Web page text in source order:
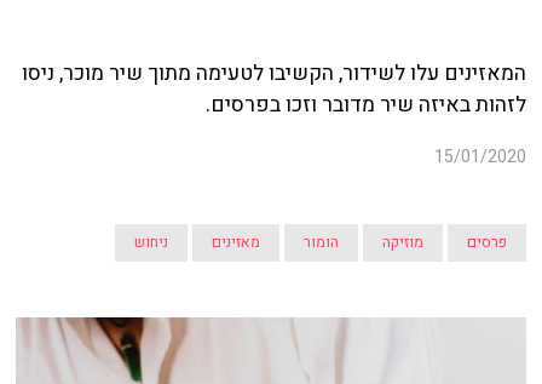
המאזינים עלו לשידור, הקשיבו לטעימה מתוך שיר מוכר, ניסו
לזהות באיזה שיר מדובר וזכו בפרסים.
15/01/2020
פרסים מוזיקה הומור מאזינים ניחוש